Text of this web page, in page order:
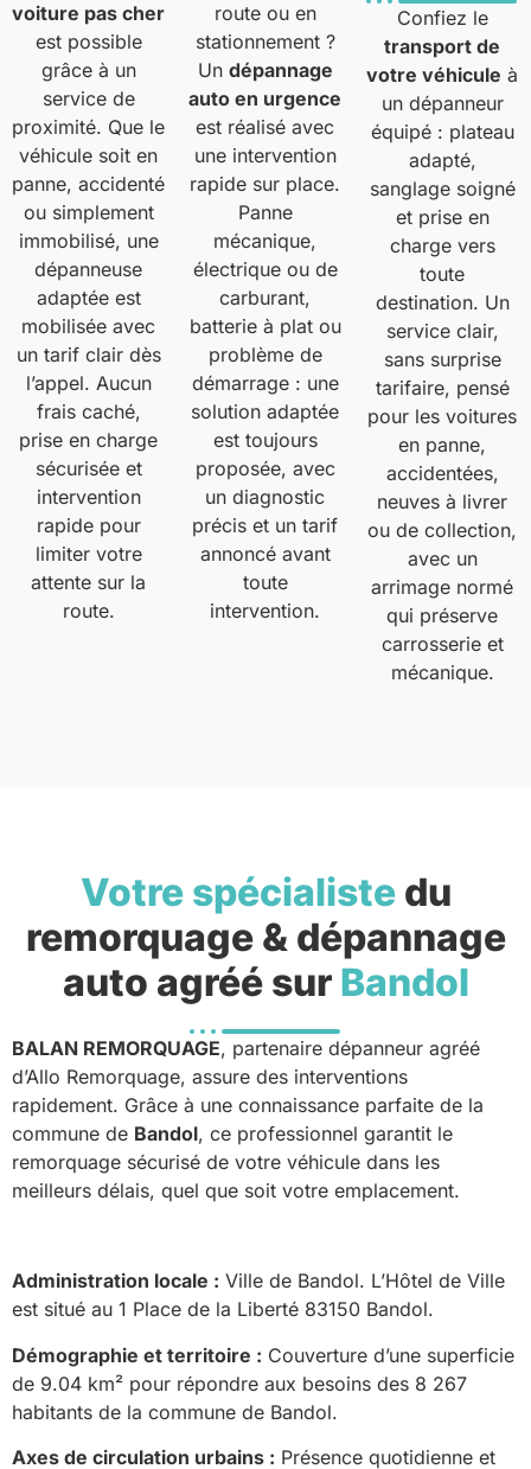
voiture pas cher
est possible
grâce à un
service de
proximité. Que le
véhicule soit en
panne, accidenté
ou simplement
immobilisé, une
dépanneuse
adaptée est
mobilisée avec
un tarif clair dès
l’appel. Aucun
frais caché,
prise en charge
sécurisée et
intervention
rapide pour
limiter votre
attente sur la
route.
route ou en
stationnement ?
Un dépannage
auto en urgence
est réalisé avec
une intervention
rapide sur place.
Panne
mécanique,
électrique ou de
carburant,
batterie à plat ou
problème de
démarrage : une
solution adaptée
est toujours
proposée, avec
un diagnostic
précis et un tarif
annoncé avant
toute
intervention.
Confiez le
transport de
votre véhicule à
un dépanneur
équipé : plateau
adapté,
sanglage soigné
et prise en
charge vers
toute
destination. Un
service clair,
sans surprise
tarifaire, pensé
pour les voitures
en panne,
accidentées,
neuves à livrer
ou de collection,
avec un
arrimage normé
qui préserve
carrosserie et
mécanique.
Votre spécialistedu
remorquage & dépannage
auto agréé sur Bandol
BALAN REMORQUAGE, partenaire dépanneur agréé
d’Allo Remorquage, assure des interventions
rapidement. Grâce à une connaissance parfaite de la
commune de Bandol, ce professionnel garantit le
remorquage sécurisé de votre véhicule dans les
meilleurs délais, quel que soit votre emplacement.
Administration locale : Ville de Bandol. L’Hôtel de Ville
est situé au 1 Place de la Liberté 83150 Bandol.
Démographie et territoire : Couverture d’une superficie
de 9.04 km² pour répondre aux besoins des 8 267
habitants de la commune de Bandol.
Axes de circulation urbains : Présence quotidienne et